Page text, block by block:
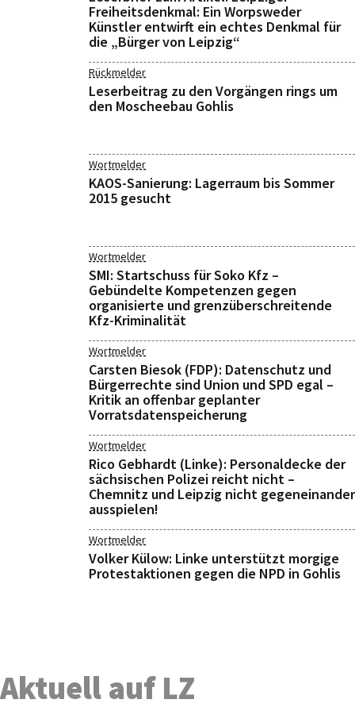
Freiheitsdenkmal: Ein Worpsweder
Künstler entwirft ein echtes Denkmal für
die „Bürger von Leipzig“
Rückmelder
Leserbeitrag zu den Vorgängen rings um
den Moscheebau Gohlis
Wortmelder
KAOS-Sanierung: Lagerraum bis Sommer
2015 gesucht
Wortmelder
SMI: Startschuss für Soko Kfz –
Gebündelte Kompetenzen gegen
organisierte und grenzüberschreitende
Kfz-Kriminalität
Wortmelder
Carsten Biesok (FDP): Datenschutz und
Bürgerrechte sind Union und SPD egal –
Kritik an offenbar geplanter
Vorratsdatenspeicherung
Wortmelder
Rico Gebhardt (Linke): Personaldecke der
sächsischen Polizei reicht nicht –
Chemnitz und Leipzig nicht gegeneinander
ausspielen!
Wortmelder
Volker Külow: Linke unterstützt morgige
Protestaktionen gegen die NPD in Gohlis
Aktuell auf LZ